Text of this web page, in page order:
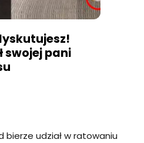
swojej pani
bierze udział w ratowaniu